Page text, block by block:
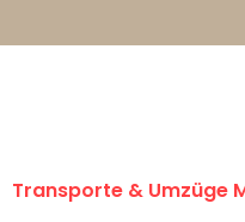
Transporte & Umzüge